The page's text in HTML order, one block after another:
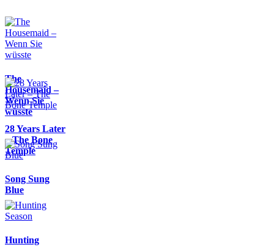
The
Housemaid –
Wenn Sie
wüsste
28 Years Later
– The Bone
Temple
Song Sung
Blue
Hunting